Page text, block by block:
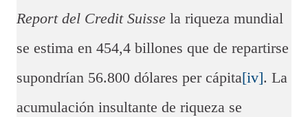
Report del Credit Suisse la riqueza mundial
se estima en 454,4 billones que de repartirse
supondrían 56.800 dólares per cápita[iv]. La
acumulación insultante de riqueza se